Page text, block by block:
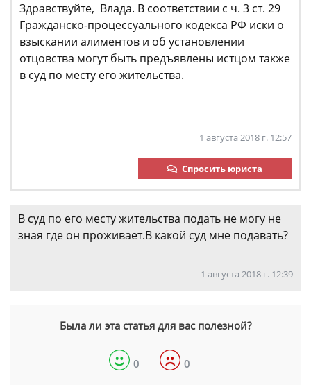
Здравствуйте, Влада. В соответствии с ч. 3 ст. 29
Гражданско-процессуального кодекса РФ иски о
взыскании алиментов и об установлении
отцовства могут быть предъявлены истцом также
в суд по месту его жительства.
1 августа 2018 г. 12:57
Спросить юриста
В суд по его месту жительства подать не могу не
зная где он проживает.В какой суд мне подавать?
1 августа 2018 г. 12:39
Была ли эта статья для вас полезной?
0 0